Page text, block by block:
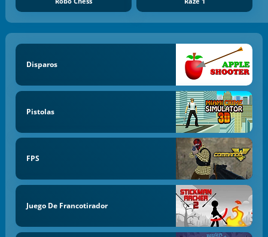
Disparos
Pistolas
FPS
Juego De Francotirador